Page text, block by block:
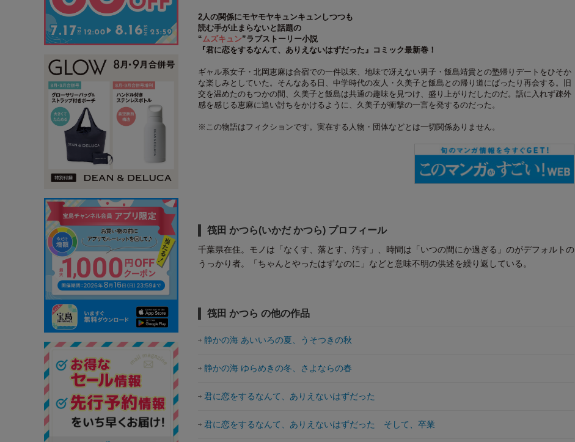
2人の関係にモヤモヤキュンキュンしつつも
読む手が止まらないと話題の
“ムズキュン”ラブストーリー小説
『君に恋をするなんて、ありえないはずだった』コミック最新巻！
ギャル系女子・北岡恵麻は合宿での一件以来、地味で冴えない男子・飯島靖貴との塾帰りデートをひそか
な楽しみとしていた。そんなある日、中学時代の友人・久美子と飯島との帰り道にばったり再会する。旧
交を温めたのもつかの間、久美子と飯島は共通の趣味を見つけ、盛り上がりだしたのだ。話に入れず疎外
感を感じる恵麻に追い討ちをかけるように、久美子が衝撃の一言を発するのだった。
※この物語はフィクションです。実在する人物・団体などとは一切関係ありません。
筏田 かつら(いかだ かつら) プロフィール
千葉県在住。モノは「なくす、落とす、汚す」、時間は「いつの間にか過ぎる」のがデフォルトの
うっかり者。「ちゃんとやったはずなのに」などと意味不明の供述を繰り返している。
筏田 かつら の他の作品
静かの海 あいいろの夏、うそつきの秋
静かの海 ゆらめきの冬、さよならの春
君に恋をするなんて、ありえないはずだった
君に恋をするなんて、ありえないはずだった そして、卒業